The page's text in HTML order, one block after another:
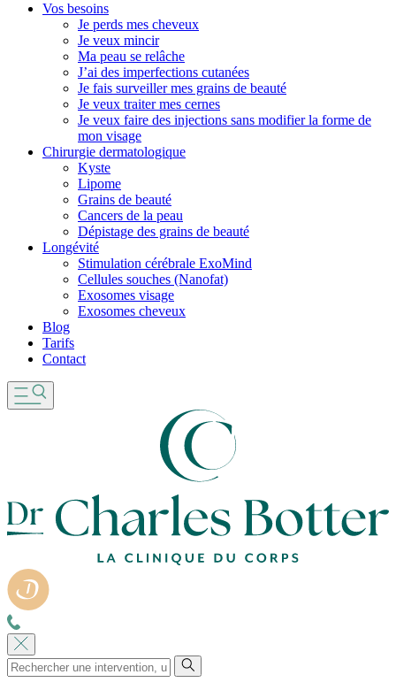
Vos besoins
Je perds mes cheveux
Je veux mincir
Ma peau se relâche
J’ai des imperfections cutanées
Je fais surveiller mes grains de beauté
Je veux traiter mes cernes
Je veux faire des injections sans modifier la forme de
mon visage
Chirurgie dermatologique
Kyste
Lipome
Grains de beauté
Cancers de la peau
Dépistage des grains de beauté
Longévité
Stimulation cérébrale ExoMind
Cellules souches (Nanofat)
Exosomes visage
Exosomes cheveux
Blog
Tarifs
Contact